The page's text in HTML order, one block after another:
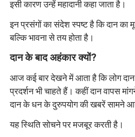
इसी कारण उन्हें महादानी कहा जाता है।
इन प्रसंगों का संदेश स्पष्ट है कि दान का
बल्कि भावना से तय होता है।
दान के बाद अहंकार क्यों?
आज कई बार देखने में आता है कि लोग
प्रदर्शन भी चाहते हैं। कहीं दान वापस
दान के धन के दुरुपयोग की खबरें सामने
यह स्थिति सोचने पर मजबूर करती है।